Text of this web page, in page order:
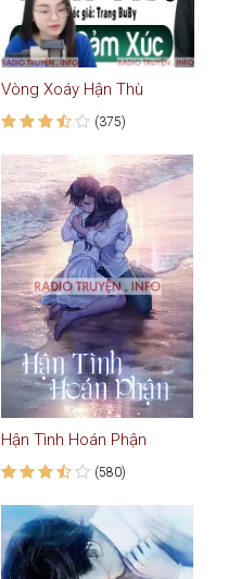
Vòng Xoáy Hận Thù
(375)
Hận Tình Hoán Phận
(580)